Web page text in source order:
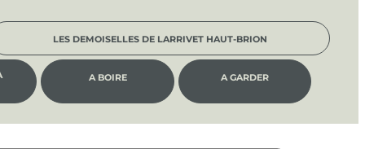
LES DEMOISELLES DE LARRIVET HAUT-BRION
A BOIRE A GARDER